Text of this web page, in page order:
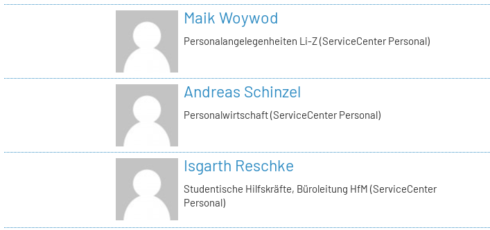
Maik Woywod
Personalangelegenheiten Li-Z (ServiceCenter Personal)
Andreas Schinzel
Personalwirtschaft (ServiceCenter Personal)
Isgarth Reschke
Studentische Hilfskräfte, Büroleitung HfM (ServiceCenter
Personal)